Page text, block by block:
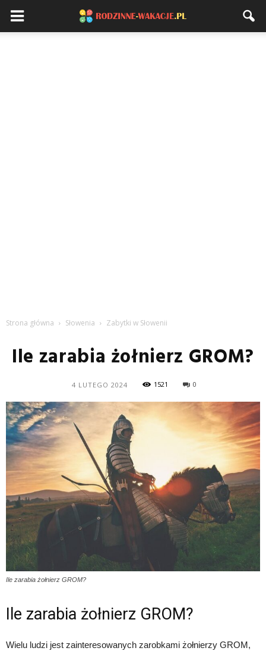
Strona główna Słowenia Zabytki w Słowenii
Ile zarabia żołnierz GROM?
4 LUTEGO 2024 1521 0
Ile zarabia żołnierz GROM?
Ile zarabia żołnierz GROM?
Wielu ludzi jest zainteresowanych zarobkami żołnierzy GROM,